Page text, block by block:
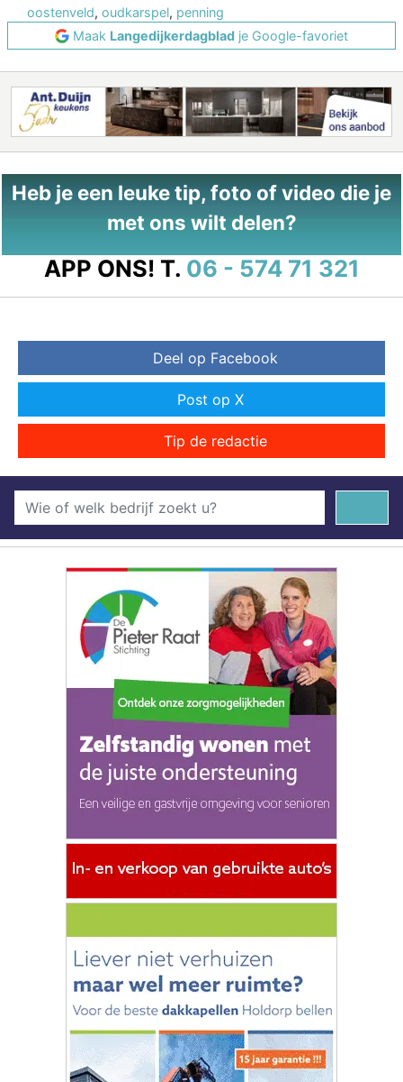
oostenveld, oudkarspel, penning
Maak Langedijkerdagblad je Google-favoriet
Heb je een leuke tip, foto of video die je
met ons wilt delen?
APP ONS! T. 06 - 574 71 321
Deel op Facebook
Post op X
Tip de redactie